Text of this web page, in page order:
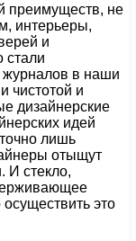
преимуществ, не
интерьеры,
и
стали
журналов в наши
чистотой и
дизайнерские
идей
лишь
отыщут
И стекло,
это